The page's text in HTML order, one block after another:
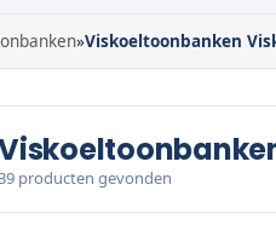
»Viskoeltoonbanken
producten gevonden